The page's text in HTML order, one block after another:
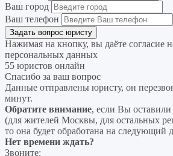
Ваш город
Ваш телефон
Нажимая на кнопку, вы даёте согласие
персональных данных
55 юристов онлайн
Спасибо за ваш вопрос
Данные отправлены юристу, он
минут.
Обратите внимание, если Вы оставили
(для жителей Москвы, для остальных
то она будет обработана на следующий
Нет времени ждать?
Звоните: